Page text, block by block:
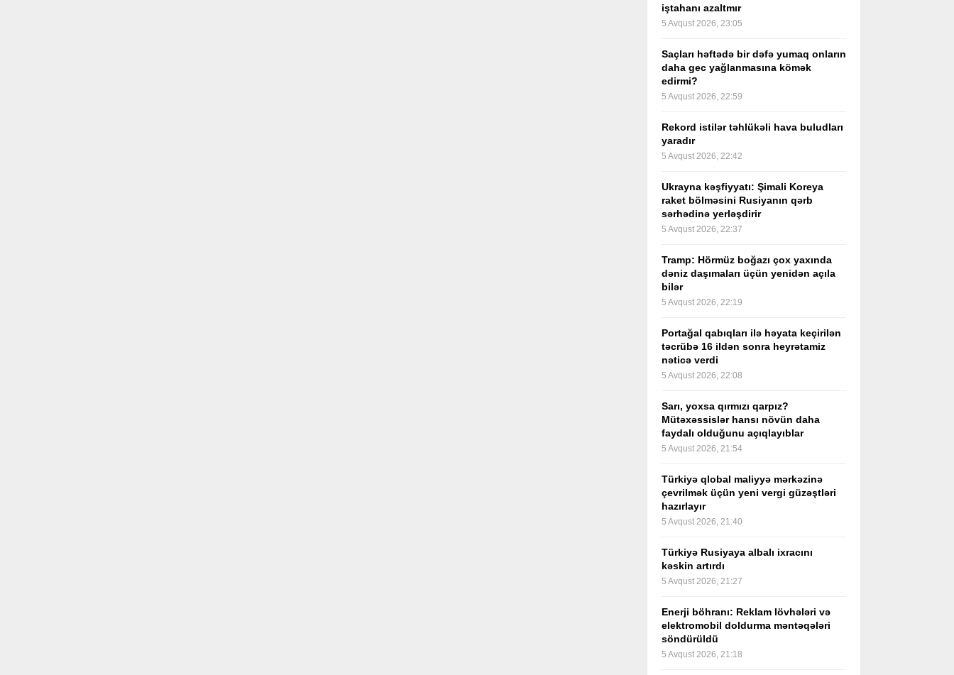
iştahanı azaltmır
5 Avqust 2026, 23:05
Saçları həftədə bir dəfə yumaq onların
daha gec yağlanmasına kömək
edirmi?
5 Avqust 2026, 22:59
Rekord istilər təhlükəli hava buludları
yaradır
5 Avqust 2026, 22:42
Ukrayna kəşfiyyatı: Şimali Koreya
raket bölməsini Rusiyanın qərb
sərhədinə yerləşdirir
5 Avqust 2026, 22:37
Tramp: Hörmüz boğazı çox yaxında
dəniz daşımaları üçün yenidən açıla
bilər
5 Avqust 2026, 22:19
Portağal qabıqları ilə həyata keçirilən
təcrübə 16 ildən sonra heyrətamiz
nəticə verdi
5 Avqust 2026, 22:08
Sarı, yoxsa qırmızı qarpız?
Mütəxəssislər hansı növün daha
faydalı olduğunu açıqlayıblar
5 Avqust 2026, 21:54
Türkiyə qlobal maliyyə mərkəzinə
çevrilmək üçün yeni vergi güzəştləri
hazırlayır
5 Avqust 2026, 21:40
Türkiyə Rusiyaya albalı ixracını
kəskin artırdı
5 Avqust 2026, 21:27
Enerji böhranı: Reklam lövhələri və
elektromobil doldurma məntəqələri
söndürüldü
5 Avqust 2026, 21:18